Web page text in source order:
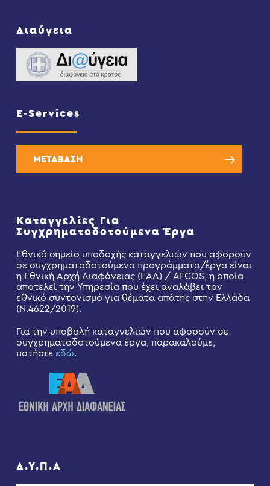
Διαύγεια
E-Services
ΜΕΤΑΒΑΣΗ
Καταγγελίες Για
Συγχρηματοδοτούμενα Έργα
Εθνικό σημείο υποδοχής καταγγελιών που αφορούν
σε συγχρηματοδοτούμενα προγράμματα/έργα είναι
η Εθνική Αρχή Διαφάνειας (ΕΑΔ) / AFCOS, η οποία
αποτελεί την Υπηρεσία που έχει αναλάβει τον
εθνικό συντονισμό για θέματα απάτης στην Ελλάδα
(Ν.4622/2019).
Για την υποβολή καταγγελιών που αφορούν σε
συγχρηματοδοτούμενα έργα, παρακαλούμε,
πατήστε εδώ.
Δ.Υ.Π.Α